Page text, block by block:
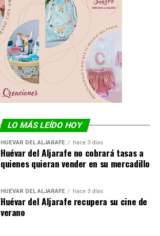
LO MÁS LEÍDO HOY
HUÉVAR DEL ALJARAFE hace 3 días
Huévar del Aljarafe no cobrará tasas a
quienes quieran vender en su mercadillo
HUÉVAR DEL ALJARAFE hace 3 días
Huévar del Aljarafe recupera su cine de
verano